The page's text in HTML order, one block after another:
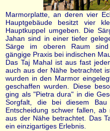
Marmorplatte, an deren vier
Hauptgebäude besitzt vier
Hauptkuppel umgeben. Die
Jahan sind in einer tiefer
Särge im oberen Raum sind
gängige Praxis bei indischen
Das Taj Mahal ist aus fast
auch aus der Nähe betrachtet
wurden in den Marmor
geschaffen wurden. Diese
ging als "Pietra dura" in die
Sorgfalt, die bei diesem Bau
Entscheidung schwer fallen,
aus der Nähe betrachtet. Das
ein einzigartiges Erlebnis.